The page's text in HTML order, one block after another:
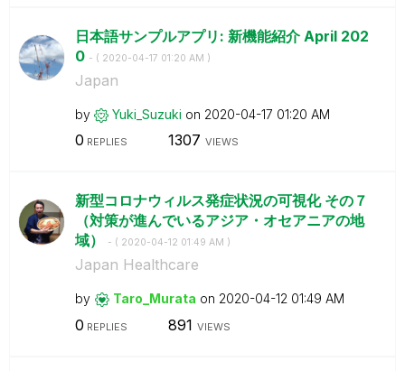
日本語サンプルアプリ: 新機能紹介 April 202
0 - ( ‎2020-04-17 01:20 AM )
Japan
by Yuki_Suzuki on ‎2020-04-17 01:20 AM
0 REPLIES 1307 VIEWS
新型コロナウィルス発症状況の可視化 その７
（対策が進んでいるアジア・オセアニアの地
域）
- ( ‎2020-04-12 01:49 AM )
Japan Healthcare
by Taro_Murata on ‎2020-04-12 01:49 AM
0 REPLIES 891 VIEWS